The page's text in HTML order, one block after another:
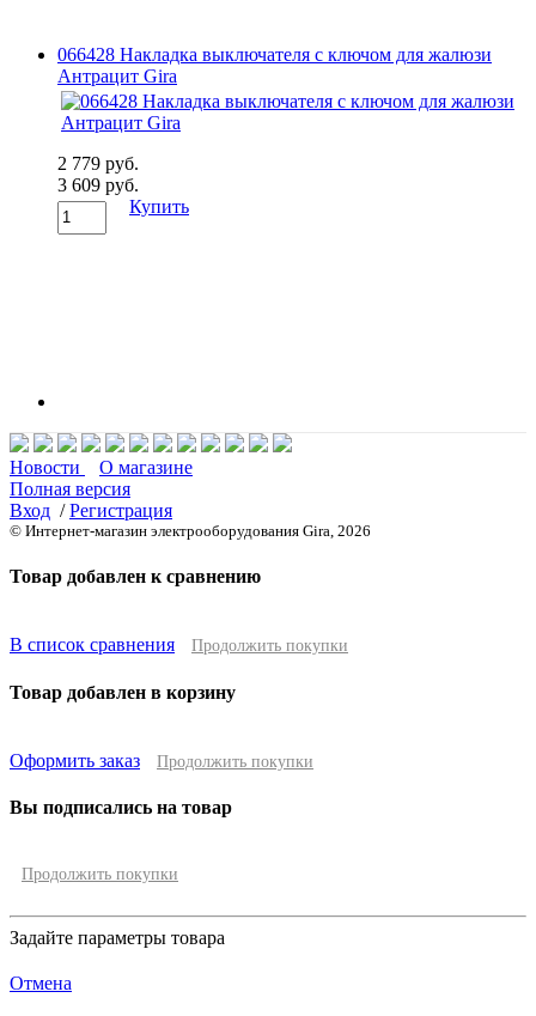
066428 Накладка выключателя с ключом для жалюзи
Антрацит Gira
2 779 руб.
3 609 руб.
Купить
Новости
О магазине
Полная версия
Вход /Регистрация
© Интернет-магазин электрооборудования Gira, 2026
Товар добавлен к сравнению
В список сравнения Продолжить покупки
Товар добавлен в корзину
Оформить заказ Продолжить покупки
Вы подписались на товар
Продолжить покупки
Задайте параметры товара
Отмена